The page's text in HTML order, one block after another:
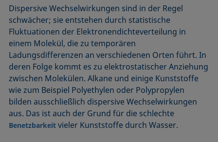
Dispersive Wechselwirkungen sind in der Regel
schwächer; sie entstehen durch statistische
Fluktuationen der Elektronendichteverteilung in
einem Molekül, die zu temporären
Ladungsdifferenzen an verschiedenen Orten führt. In
deren Folge kommt es zu elektrostatischer Anziehung
zwischen Molekülen. Alkane und einige Kunststoffe
wie zum Beispiel Polyethylen oder Polypropylen
bilden ausschließlich dispersive Wechselwirkungen
aus. Das ist auch der Grund für die schlechte
Benetzbarkeit vieler Kunststoffe durch Wasser.